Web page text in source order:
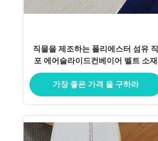
직물을 제조하는 폴리에스터 섬유 직
포 에어슬라이드컨베이어 벨트 소재
가장 좋은 가격 을 구하라